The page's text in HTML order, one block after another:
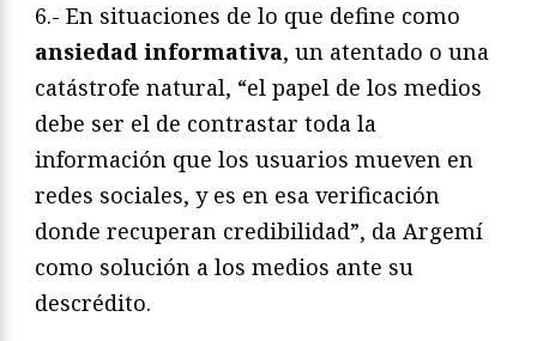
6.- En situaciones de lo que define como
ansiedad informativa, un atentado o una
catástrofe natural, “el papel de los medios
debe ser el de contrastar toda la
información que los usuarios mueven en
redes sociales, y es en esa verificación
donde recuperan credibilidad”, da Argemí
como solución a los medios ante su
descrédito.